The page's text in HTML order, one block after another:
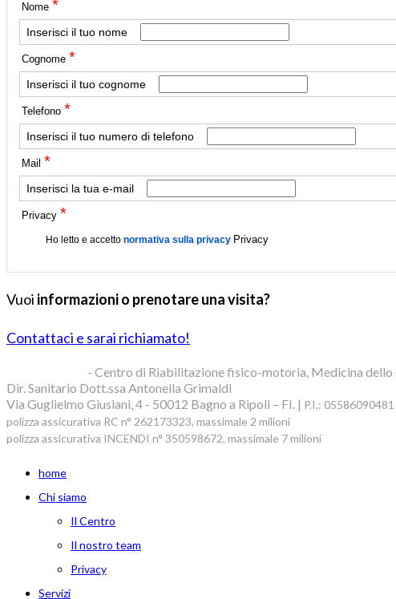
Nome *
Inserisci il tuo nome
Cognome *
Inserisci il tuo cognome
Telefono *
Inserisci il tuo numero di telefono
Mail *
Inserisci la tua e-mail
Privacy *
Ho letto e accetto normativa sulla privacy Privacy
Vuoi informazioni o prenotare una visita?
Contattaci e sarai richiamato!
- Centro di Riabilitazione fisico-motoria, Medicina
Dir. Sanitario Dott.ssa Antonella Grimaldi
Via Guglielmo Giusiani, 4 - 50012 Bagno a Ripoli – FI. | P.I.: 05586090481
polizza assicurativa RC n° 262173323, massimale 2 milioni
polizza assicurativa INCENDI n° 350598672, massimale 7 milioni
home
Chi siamo
Il Centro
Il nostro team
Privacy
Servizi